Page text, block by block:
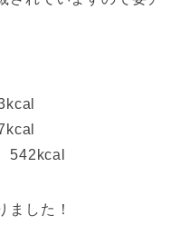
ました！